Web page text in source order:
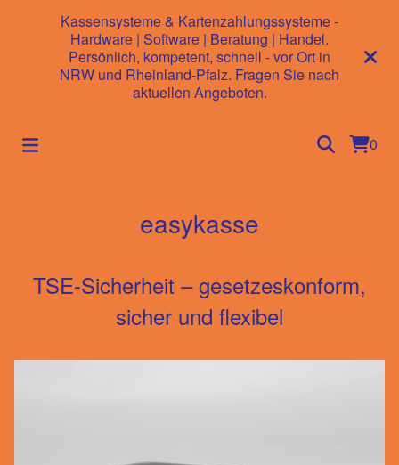
Kassensysteme & Kartenzahlungssysteme -
Hardware | Software | Beratung | Handel.
Persönlich, kompetent, schnell - vor Ort in
NRW und Rheinland-Pfalz. Fragen Sie nach
aktuellen Angeboten.
0
easykasse
TSE-Sicherheit – gesetzeskonform,
sicher und flexibel